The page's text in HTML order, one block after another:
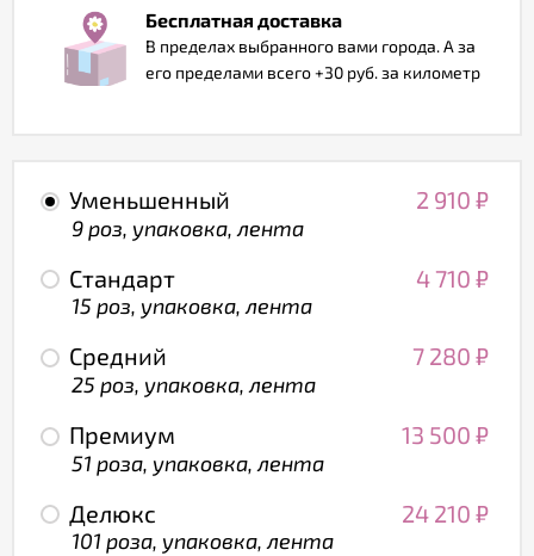
Бесплатная доставка
В пределах выбранного вами города. А за
его пределами всего +30 руб. за километр
Уменьшенный 2 910 ₽
9 роз, упаковка, лента
Стандарт 4 710 ₽
15 роз, упаковка, лента
Средний 7 280 ₽
25 роз, упаковка, лента
Премиум 13 500 ₽
51 роза, упаковка, лента
Делюкс 24 210 ₽
101 роза, упаковка, лента